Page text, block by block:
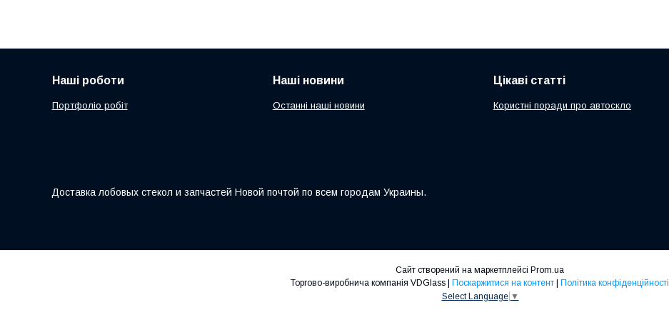
Наші роботи
Портфоліо робіт
Наші новини
Останні наші новини
Цікаві статті
Користні поради про автоскло
Доставка лобовых стекол и запчастей Новой почтой по всем городам Украины.
Сайт створений на маркетплейсі Prom.ua
Поскаржитися на контент
Політика конфіденційності
Select Language ▼